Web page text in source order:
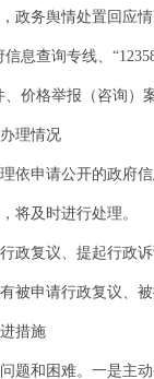
，政务舆情处置回应
信息查询专线、
、价格举报（咨询）
理情况
依申请公开的政府
将及时进行处理。
政复议、提起行政
被申请行政复议、
措施
问题和困难。一是主